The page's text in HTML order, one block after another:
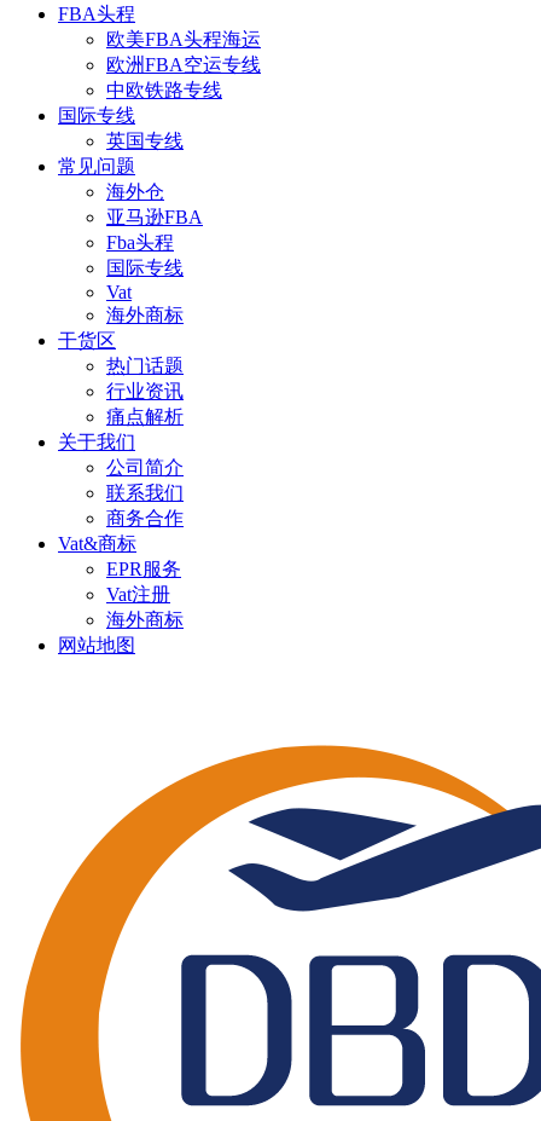
FBA头程
欧美FBA头程海运
欧洲FBA空运专线
中欧铁路专线
国际专线
英国专线
常见问题
海外仓
亚马逊FBA
Fba头程
国际专线
Vat
海外商标
干货区
热门话题
行业资讯
痛点解析
关于我们
公司简介
联系我们
商务合作
Vat&商标
EPR服务
Vat注册
海外商标
网站地图